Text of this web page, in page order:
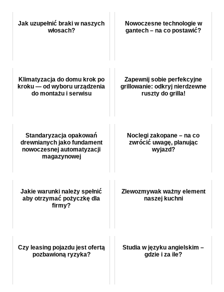
Jak uzupełnić braki w naszych
włosach?
Nowoczesne technologie w
gantech – na co postawić?
Klimatyzacja do domu krok po
kroku — od wyboru urządzenia
do montażu i serwisu
Zapewnij sobie perfekcyjne
grillowanie: odkryj nierdzewne
ruszty do grilla!
Standaryzacja opakowań
drewnianych jako fundament
nowoczesnej automatyzacji
magazynowej
Noclegi zakopane – na co
zwrócić uwagę, planując
wyjazd?
Jakie warunki należy spełnić
aby otrzymać pożyczkę dla
firmy?
Zlewozmywak ważny element
naszej kuchni
Czy leasing pojazdu jest ofertą
pozbawioną ryzyka?
Studia w języku angielskim –
gdzie i za ile?